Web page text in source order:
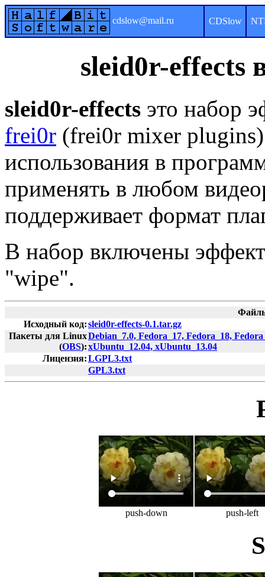
cdslow@mail.ru CDSlow
sleid0r-effects
sleid0r-effects это набор
frei0r (frei0r mixer
использования в
применять в любом
поддерживает формат
В набор включены
"wipe".
Исходный код:sleid0r-effects-0.1.tar.gz
Пакеты для Linux
(OBS):
Debian_7.0, Fedora_17, Fedora_18,
xUbuntu_12.04, xUbuntu_13.04
Лицензия:LGPL3.txt
GPL3.txt
push-down push-left